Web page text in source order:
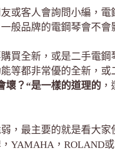
或客人會詢問小編，電
般品牌的電鋼琴會不
買全新，或是二手電
等都非常優的全新，或
壞？“是一樣的道理的
，最主要的就是看大家
YAMAHA，ROLAND